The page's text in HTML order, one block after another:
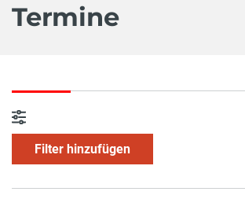
Termine
Filter hinzufügen